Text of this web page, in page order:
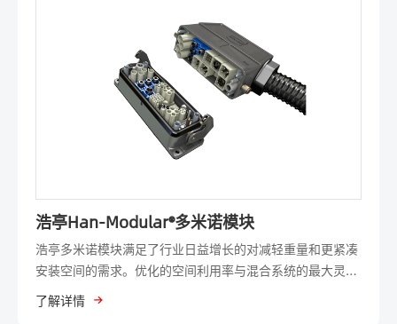
50% 的连接空间；导体可直接插入接触腔，装配时间最多缩
短 30% ；采用免工具快速接线技术，便于操作；与其他接
线技术相比节省成本
最大灵活性 - 适用于卡套、绞合导线和实心导线。
浩亭Han-Modular®多米诺模块
浩亭多米诺模块满足了行业日益增长的对减轻重量和更紧凑
安装空间的需求。优化的空间利用率与混合系统的最大灵活
性相结合，减重高达 50%。 这减少了整个价值链从连接器
的生产到运输以及随后的客户使用等相关的碳足迹。
了解详情